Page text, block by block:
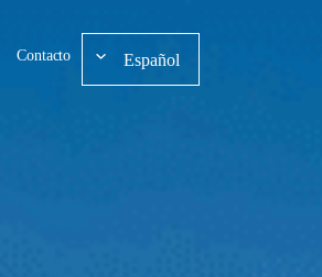
Contacto Español